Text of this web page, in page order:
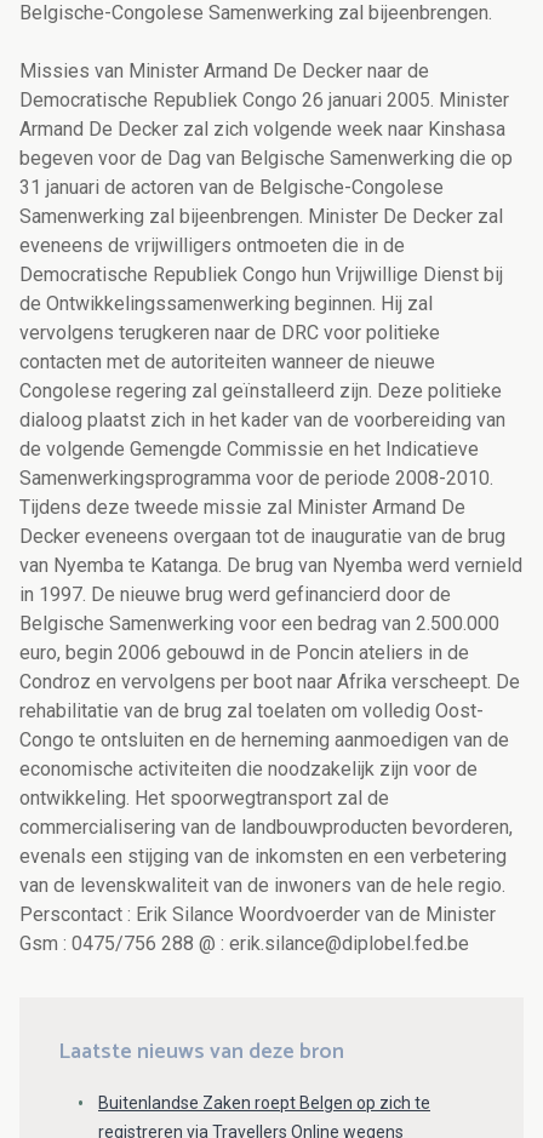
Belgische-Congolese Samenwerking zal bijeenbrengen.
Missies van Minister Armand De Decker naar de
Democratische Republiek Congo 26 januari 2005. Minister
Armand De Decker zal zich volgende week naar Kinshasa
begeven voor de Dag van Belgische Samenwerking die op
31 januari de actoren van de Belgische-Congolese
Samenwerking zal bijeenbrengen. Minister De Decker zal
eveneens de vrijwilligers ontmoeten die in de
Democratische Republiek Congo hun Vrijwillige Dienst bij
de Ontwikkelingssamenwerking beginnen. Hij zal
vervolgens terugkeren naar de DRC voor politieke
contacten met de autoriteiten wanneer de nieuwe
Congolese regering zal geïnstalleerd zijn. Deze politieke
dialoog plaatst zich in het kader van de voorbereiding van
de volgende Gemengde Commissie en het Indicatieve
Samenwerkingsprogramma voor de periode 2008-2010.
Tijdens deze tweede missie zal Minister Armand De
Decker eveneens overgaan tot de inauguratie van de brug
van Nyemba te Katanga. De brug van Nyemba werd vernield
in 1997. De nieuwe brug werd gefinancierd door de
Belgische Samenwerking voor een bedrag van 2.500.000
euro, begin 2006 gebouwd in de Poncin ateliers in de
Condroz en vervolgens per boot naar Afrika verscheept. De
rehabilitatie van de brug zal toelaten om volledig Oost-
Congo te ontsluiten en de herneming aanmoedigen van de
economische activiteiten die noodzakelijk zijn voor de
ontwikkeling. Het spoorwegtransport zal de
commercialisering van de landbouwproducten bevorderen,
evenals een stijging van de inkomsten en een verbetering
van de levenskwaliteit van de inwoners van de hele regio.
Perscontact : Erik Silance Woordvoerder van de Minister
Gsm : 0475/756 288 @ : erik.silance@diplobel.fed.be
Laatste nieuws van deze bron
Buitenlandse Zaken roept Belgen op zich te
registreren via Travellers Online wegens